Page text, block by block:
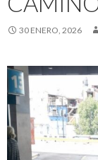
30 ENERO, 2026